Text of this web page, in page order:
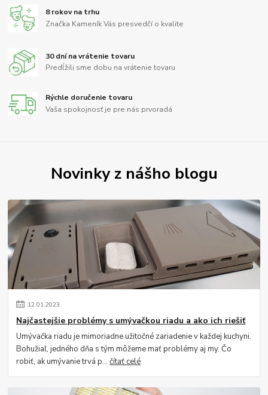
8 rokov na trhu
Značka Kameník Vás presvedčí o kvalite
30 dní na vrátenie tovaru
Predĺžili sme dobu na vrátenie tovaru
Rýchle doručenie tovaru
Vaša spokojnosť je pre nás prvoradá
Novinky z nášho blogu
12.01.2023
Najčastejšie problémy s umývačkou riadu a ako ich riešiť
Umývačka riadu je mimoriadne užitočné zariadenie v každej kuchyni.
Bohužiaľ, jedného dňa s tým môžeme mať problémy aj my. Čo
robiť, ak umývanie trvá p...čítať celé